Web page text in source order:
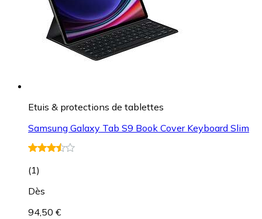
Etuis & protections de tablettes
Samsung Galaxy Tab S9 Book Cover Keyboard Slim
(1)
Dès
94,50 €